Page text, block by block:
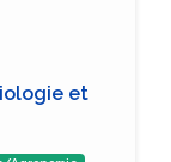
et